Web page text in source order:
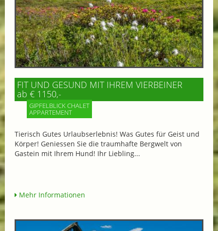
FIT UND GESUND MIT IHREM VIERBEINER
ab € 1150,-
GIPFELBLICK CHALET
APPARTEMENT
Tierisch Gutes Urlaubserlebnis! Was Gutes für Geist und
Körper! Geniessen Sie die traumhafte Bergwelt von
Gastein mit Ihrem Hund! Ihr Liebling...
Mehr Informationen